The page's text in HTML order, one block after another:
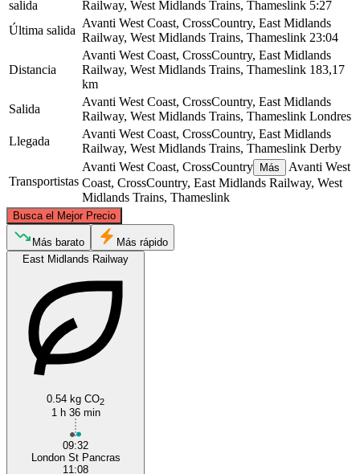
salida
Railway, West Midlands Trains, Thameslink 5:27
Última salida
Avanti West Coast, CrossCountry, East Midlands
Railway, West Midlands Trains, Thameslink 23:04
Distancia
Avanti West Coast, CrossCountry, East Midlands
Railway, West Midlands Trains, Thameslink 183,17
km
Salida
Avanti West Coast, CrossCountry, East Midlands
Railway, West Midlands Trains, Thameslink Londres
Llegada
Avanti West Coast, CrossCountry, East Midlands
Railway, West Midlands Trains, Thameslink Derby
Transportistas
Avanti West Coast, CrossCountry Más
Avanti West
Coast, CrossCountry, East Midlands Railway, West
Midlands Trains, Thameslink
Busca el Mejor Precio
Derby
©CARTO, ©
Más barato
Más rápido
East Midlands Railway
0.54 kg CO2
1 h 36 min
09:32
London St Pancras
11:08